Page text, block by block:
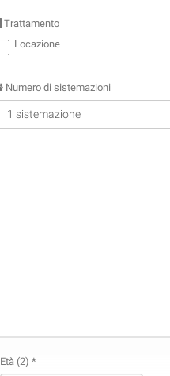
Trattamento
Locazione
Numero di sistemazioni
Età (2) *